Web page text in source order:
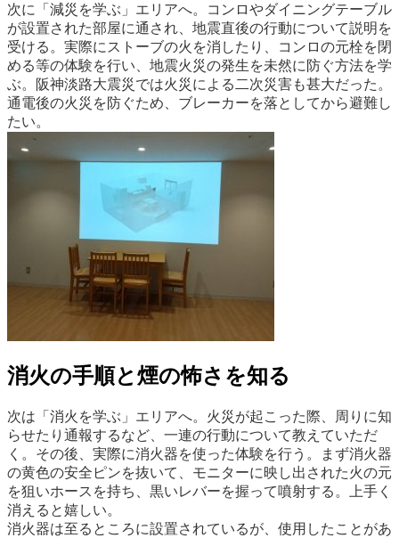
次に「減災を学ぶ」エリアへ。コンロやダイニングテーブル
が設置された部屋に通され、地震直後の行動について説明を
受ける。実際にストーブの火を消したり、コンロの元栓を閉
める等の体験を行い、地震火災の発生を未然に防ぐ方法を学
ぶ。阪神淡路大震災では火災による二次災害も甚大だった。
通電後の火災を防ぐため、ブレーカーを落としてから避難し
たい。
消火の手順と煙の怖さを知る
次は「消火を学ぶ」エリアへ。火災が起こった際、周りに知
らせたり通報するなど、一連の行動について教えていただ
く。その後、実際に消火器を使った体験を行う。まず消火器
の黄色の安全ピンを抜いて、モニターに映し出された火の元
を狙いホースを持ち、黒いレバーを握って噴射する。上手く
消えると嬉しい。
消火器は至るところに設置されているが、使用したことがあ